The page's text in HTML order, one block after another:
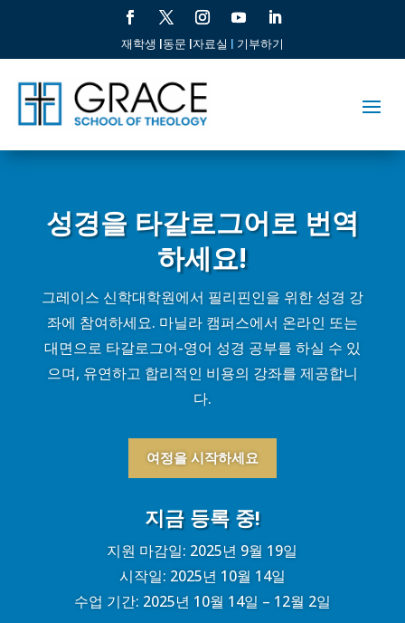
재학생 |동문 |자료실 | 기부하기
성경을 타갈로그어로 번역
하세요!
그레이스 신학대학원에서 필리핀인을 위한 성경 강
좌에 참여하세요. 마닐라 캠퍼스에서 온라인 또는
대면으로 타갈로그어-영어 성경 공부를 하실 수 있
으며, 유연하고 합리적인 비용의 강좌를 제공합니
다.
여정을 시작하세요
지금 등록 중!
지원 마감일: 2025년 9월 19일
시작일: 2025년 10월 14일
수업 기간: 2025년 10월 14일 – 12월 2일